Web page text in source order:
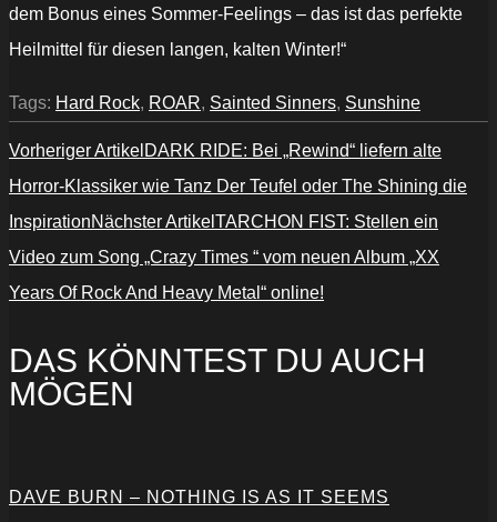
dem Bonus eines Sommer-Feelings – das ist das perfekte
Heilmittel für diesen langen, kalten Winter!“
Tags: Hard Rock, ROAR, Sainted Sinners, Sunshine
Vorheriger Artikel DARK RIDE: Bei „Rewind“ liefern alte
Horror-Klassiker wie Tanz Der Teufel oder The Shining die
InspirationNächster Artikel TARCHON FIST: Stellen ein
Video zum Song „Crazy Times “ vom neuen Album „XX
Years Of Rock And Heavy Metal“ online!
DAS KÖNNTEST DU AUCH
MÖGEN
DAVE BURN – NOTHING IS AS IT SEEMS